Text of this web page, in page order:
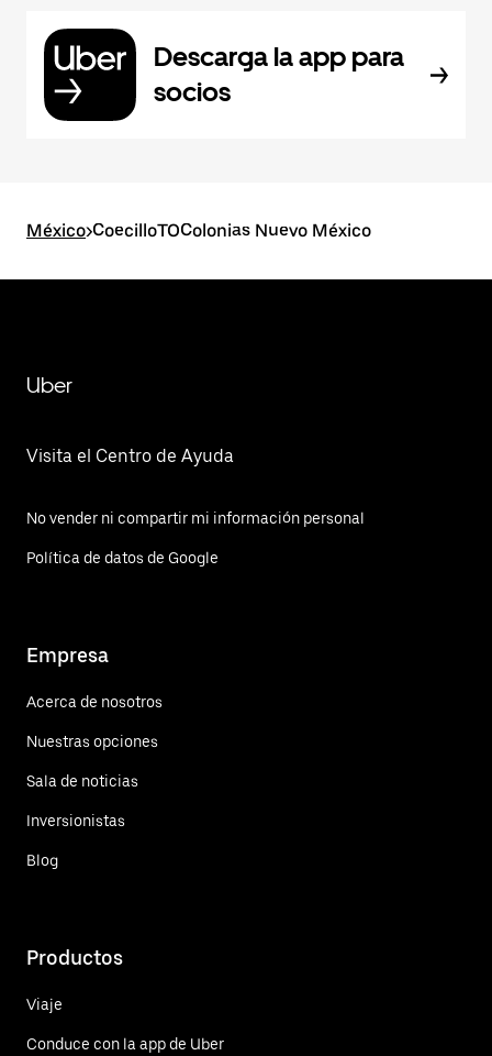
Descarga la app para
socios
México>CoecilloTOColonias Nuevo México
Uber
Visita el Centro de Ayuda
No vender ni compartir mi información personal
Política de datos de Google
Empresa
Acerca de nosotros
Nuestras opciones
Sala de noticias
Inversionistas
Blog
Productos
Viaje
Conduce con la app de Uber